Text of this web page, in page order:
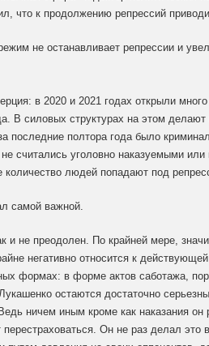
что к продолжению репрессий
в 2020 и 2021 годах открыли
В силовых структурах на этом делают
последние полтора года было
считались уголовно наказуемыми
количество людей попадают под
самой важной.
и не преодолен. По крайней мере,
негативно относится к
формах: в форме актов саботажа,
остаются достаточно
ничем иным кроме как наказания он
Он не раз делал это